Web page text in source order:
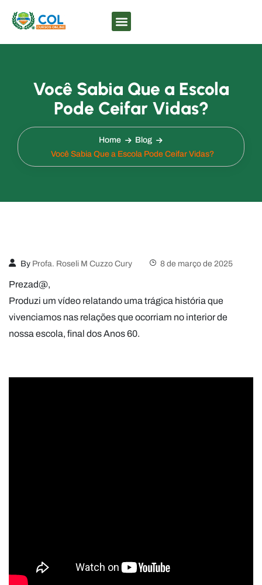
Você Sabia Que a Escola
Pode Ceifar Vidas?
Home
Blog
Você Sabia Que a Escola Pode Ceifar Vidas?
By Profa. Roseli M Cuzzo Cury 8 de março de 2025
Prezad@,
Produzi um vídeo relatando uma trágica história que
vivenciamos nas relações que ocorriam no interior de
nossa escola, final dos Anos 60.